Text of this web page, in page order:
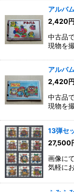
アルバ
2,420円
中古品
現物を
アルバ
2,420円
中古品
現物を
13弾セ
27,500
画像に
気軽に